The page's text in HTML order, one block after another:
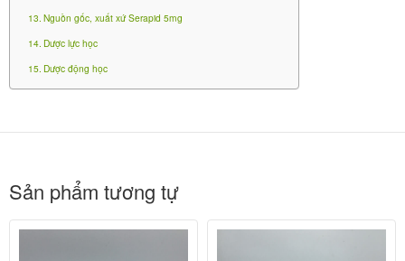
– Mẫn cảm với flunarizin hay bất cứ thành phần tá
– Tiền sử có các triệu chứng ngoại tháp.
Nguồn gốc, xuất xứ Serapid 5mg
Dược lực học
Dược động học
Sản phẩm tương tự